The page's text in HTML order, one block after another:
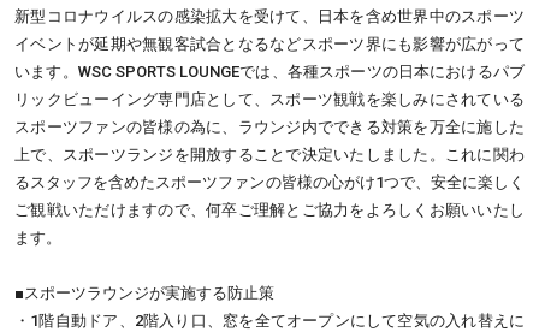
新型コロナウイルスの感染拡大を受けて、日本を含め世界中のスポーツ
イベントが延期や無観客試合となるなどスポーツ界にも影響が広がって
います。WSC SPORTS LOUNGEでは、各種スポーツの日本におけるパブ
リックビューイング専門店として、スポーツ観戦を楽しみにされている
スポーツファンの皆様の為に、ラウンジ内でできる対策を万全に施した
上で、スポーツランジを開放することで決定いたしました。これに関わ
るスタッフを含めたスポーツファンの皆様の心がけ1つで、安全に楽しく
ご観戦いただけますので、何卒ご理解とご協力をよろしくお願いいたし
ます。
■スポーツラウンジが実施する防止策
・1階自動ドア、2階入り口、窓を全てオープンにして空気の入れ替えに